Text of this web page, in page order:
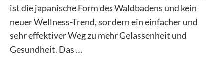
ist die japanische Form des Waldbadens und kein
neuer Wellness-Trend, sondern ein einfacher und
sehr effektiver Weg zu mehr Gelassenheit und
Gesundheit. Das …